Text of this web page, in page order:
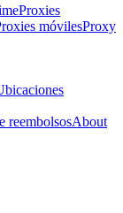
Proxies
móvilesProxy
reembolsosAbout